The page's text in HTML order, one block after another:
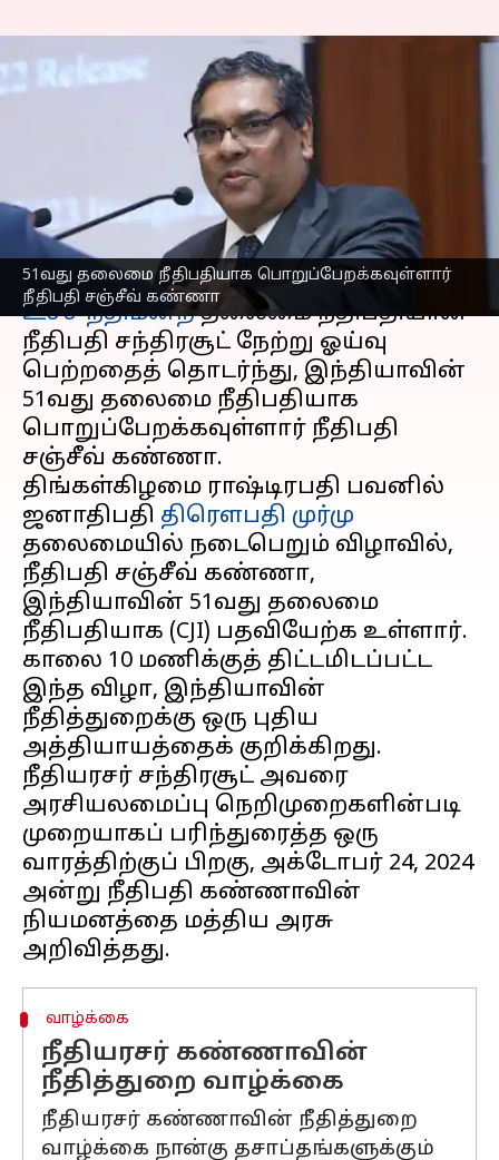
51வது தலைமை நீதிபதியாக பொறுப்பேறக்கவுள்ளார்
நீதிபதி சஞ்சீவ் கண்ணா
இந்தியாவின் 51வது
தலைமை நீதிபதியாக
இன்று பதவியேற்கிறார்
நீதிபதி சஞ்சீவ் கண்ணா
எழுதியவர் Venkatalakshmi V Nov 11, 2024
செய்தி முன்னோட்டம்
உச்ச நீதிமன்றதலைமை நீதிபதியான
நீதிபதி சந்திரசூட் நேற்று ஓய்வு
பெற்றதைத் தொடர்ந்து, இந்தியாவின்
51வது தலைமை நீதிபதியாக
பொறுப்பேறக்கவுள்ளார் நீதிபதி
சஞ்சீவ் கண்ணா.
திங்கள்கிழமை ராஷ்டிரபதி பவனில்
ஜனாதிபதி திரௌபதி முர்மு
தலைமையில் நடைபெறும் விழாவில்,
நீதிபதி சஞ்சீவ் கண்ணா,
இந்தியாவின் 51வது தலைமை
நீதிபதியாக (CJI) பதவியேற்க உள்ளார்.
காலை 10 மணிக்குத் திட்டமிடப்பட்ட
இந்த விழா, இந்தியாவின்
நீதித்துறைக்கு ஒரு புதிய
அத்தியாயத்தைக் குறிக்கிறது.
நீதியரசர் சந்திரசூட் அவரை
அரசியலமைப்பு நெறிமுறைகளின்படி
முறையாகப் பரிந்துரைத்த ஒரு
வாரத்திற்குப் பிறகு, அக்டோபர் 24, 2024
அன்று நீதிபதி கண்ணாவின்
நியமனத்தை மத்திய அரசு
வாழ்க்கை
நீதியரசர் கண்ணாவின்
நீதித்துறை வாழ்க்கை
நீதியரசர் கண்ணாவின் நீதித்துறை
வாழ்க்கை நான்கு தசாப்தங்களுக்கும்